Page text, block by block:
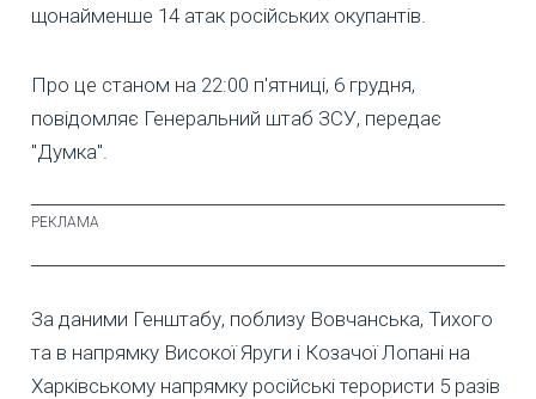
щонайменше 14 атак російських окупантів.
Про це станом на 22:00 п'ятниці, 6 грудня,
повідомляє Генеральний штаб ЗСУ, передає
"Думка".
За даними Генштабу, поблизу Вовчанська, Тихого
та в напрямку Високої Яруги і Козачої Лопані на
Харківському напрямку російські терористи 5 разів